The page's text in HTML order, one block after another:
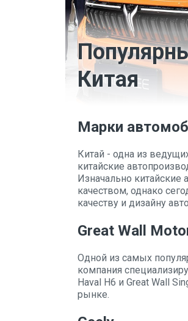
Китая
Марки
Китай - одна из
китайские
Изначально
качеством, однако
качеству и дизайну
Great Wall
Одной из самых
компания
Haval H6 и Great Wall
рынке.